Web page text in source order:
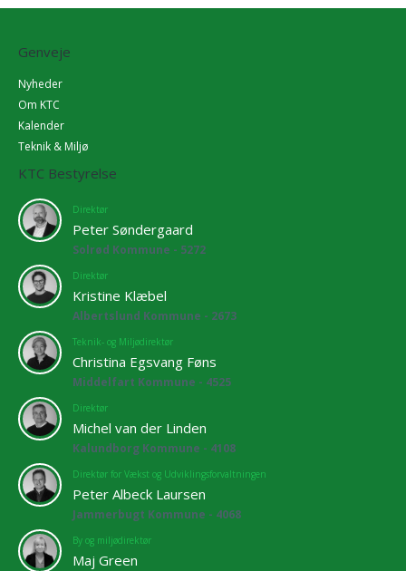
Genveje
Nyheder
Om KTC
Kalender
Teknik & Miljø
KTC Bestyrelse
Direktør
Peter Søndergaard
Solrød Kommune - 5272
Direktør
Kristine Klæbel
Albertslund Kommune - 2673
Teknik- og Miljødirektør
Christina Egsvang Føns
Middelfart Kommune - 4525
Direktør
Michel van der Linden
Kalundborg Kommune - 4108
Direktør for Vækst og Udviklingsforvaltningen
Peter Albeck Laursen
Jammerbugt Kommune - 4068
By og miljødirektør
Maj Green